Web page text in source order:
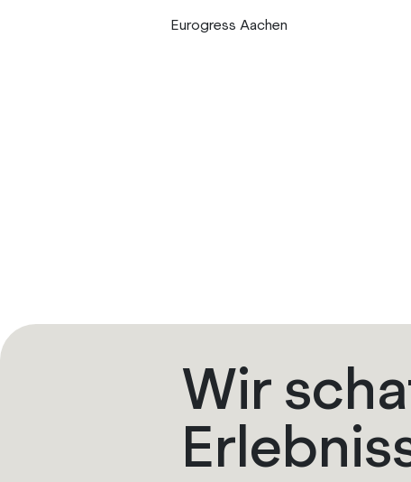
Eurogress Aachen
Wir